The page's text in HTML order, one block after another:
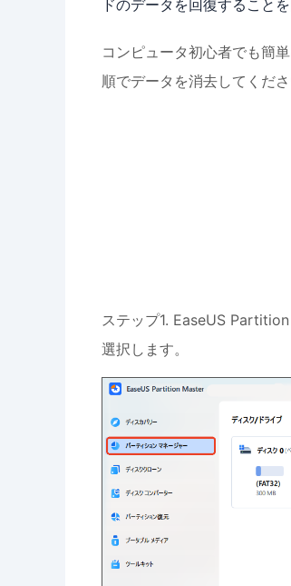
ドのデータを回復することを
コンピュータ初心者でも簡
順でデータを消去してくださ
ステップ1. EaseUS
選択します。